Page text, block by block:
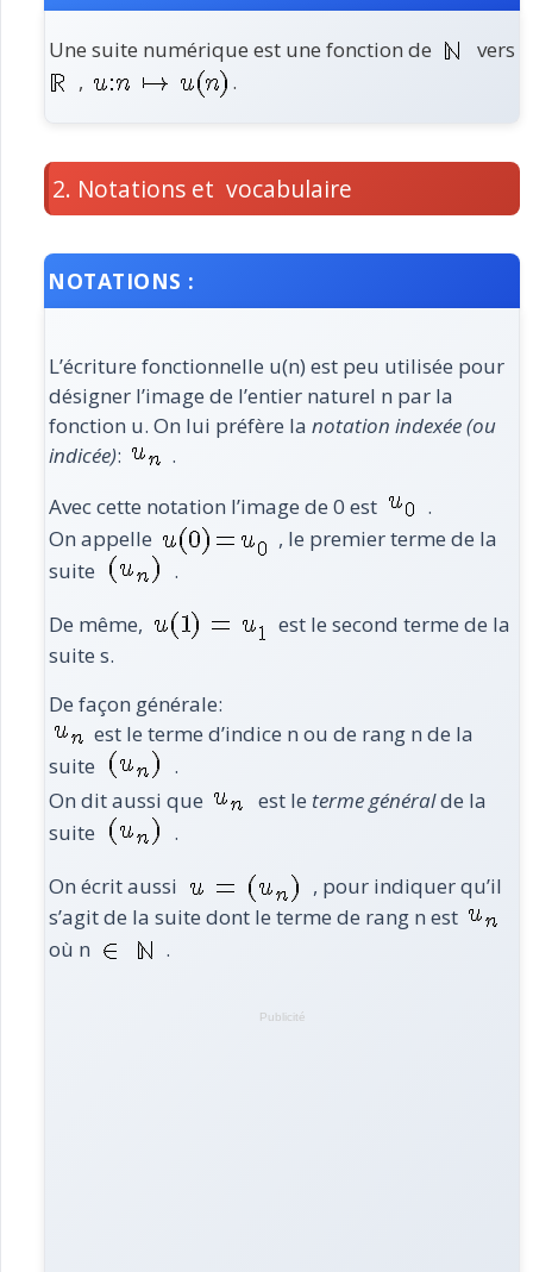
Une suite numérique est une fonction de
vers
,
.
2. Notations et vocabulaire
NOTATIONS :
L’écriture fonctionnelle u(n) est peu utilisée pour
désigner l’image de l’entier naturel n par la
fonction u. On lui préfère la notation indexée (ou
indicée):
.
Avec cette notation l’image de 0 est
.
On appelle
, le premier terme de la
suite
.
De même,
est le second terme de la
suite s.
De façon générale:
est le terme d’indice n ou de rang n de la
suite
.
On dit aussi que
est le terme généralde la
suite
.
On écrit aussi
, pour indiquer qu’il
s’agit de la suite dont le terme de rang n est
où n
.
Publicité